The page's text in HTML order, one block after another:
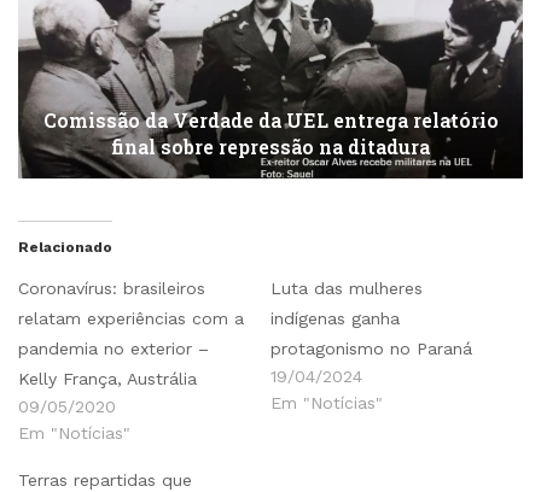
Comissão da Verdade da UEL entrega relatório
final sobre repressão na ditadura
Relacionado
Coronavírus: brasileiros
relatam experiências com a
pandemia no exterior –
Kelly França, Austrália
09/05/2020
Em "Notícias"
Luta das mulheres
indígenas ganha
protagonismo no Paraná
19/04/2024
Em "Notícias"
Terras repartidas que